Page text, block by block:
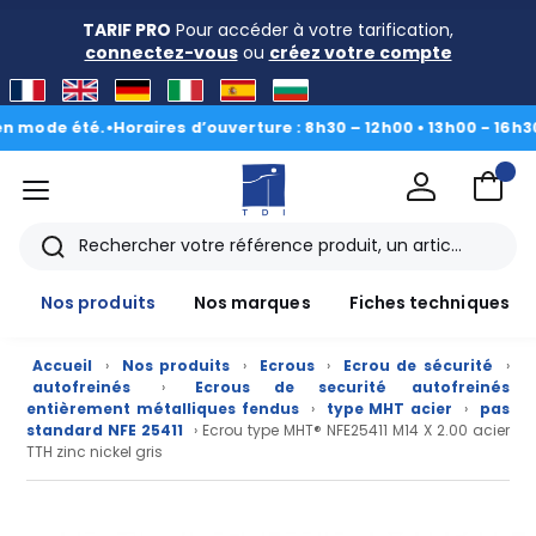
TARIF PRO Pour accéder à votre tarification,
connectez-vousou créez votre compte
été.•Horaires d’ouverture : 8h30 – 12h00 • 13h00 - 16h30| Du
menu
Rechercher
Nos produits
Nos marques Fiches techniques
Accueil › Nos produits › Ecrous › Ecrou de sécurité
›
autofreinés
›
Ecrous de securité autofreinés
entièrement métalliques fendus
› type MHT acier ›
pas
standard NFE 25411
› Ecrou type MHT® NFE25411 M14 X 2.00 acier
TTH zinc nickel gris